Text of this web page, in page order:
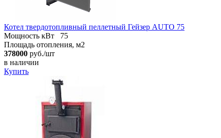
Котел твердотопливный пеллетный Гейзер AUTO 75
Мощность кВт
75
Площадь отопления, м2
378000 руб./шт
в наличии
Купить